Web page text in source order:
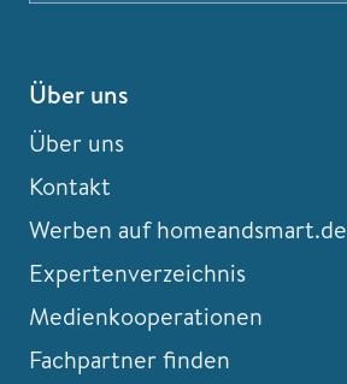
Über uns
Über uns
Kontakt
Werben auf homeandsmart.de
Expertenverzeichnis
Medienkooperationen
Fachpartner finden